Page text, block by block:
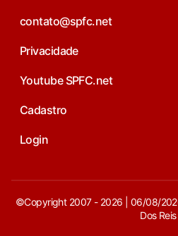
contato@spfc.net
Privacidade
Youtube SPFC.net
Cadastro
Login
©Copyright 2007 - 2026 | 06/08/
Dos Reis